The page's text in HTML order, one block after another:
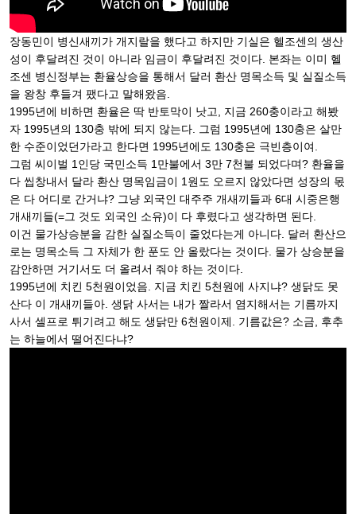
장동민이 병신새끼가 개지랄을 했다고 하지만 기실은 헬조센의 생산
성이 후달려진 것이 아니라 임금이 후달려진 것이다. 본좌는 이미 헬
조센 병신정부는 환율상승을 통해서 달러 환산 명목소득 및 실질소득
을 왕창 후들겨 팼다고 말해왔음.
1995년에 비하면 환율은 딱 반토막이 낫고, 지금 260충이라고 해봤
자 1995년의 130충 밖에 되지 않는다. 그럼 1995년에 130충은 살만
한 수준이었던가라고 한다면 1995년에도 130충은 극빈층이여.
그럼 씨이벌 1인당 국민소득 1만불에서 3만 7천불 되었다며? 환율을
다 씹창내서 달라 환산 명목임금이 1원도 오르지 않았다면 성장의 몫
은 다 어디로 간거냐? 그냥 외국인 대주주 개새끼들과 6대 시중은행
개새끼들(=그 것도 외국인 소유)이 다 후렸다고 생각하면 된다.
이건 물가상승분을 감한 실질소득이 줄었다는게 아니다. 달러 환산으
로는 명목소득 그 자체가 한 푼도 안 올랐다는 것이다. 물가 상승분을
감안하면 거기서도 더 올려서 줘야 하는 것이다.
1995년에 치킨 5천원이었음. 지금 치킨 5천원에 사지냐? 생닭도 못
산다 이 개새끼들아. 생닭 사서는 내가 짤라서 염지해서는 기름까지
사서 셀프로 튀기려고 해도 생닭만 6천원이제. 기름값은? 소금, 후추
는 하늘에서 떨어진다냐?